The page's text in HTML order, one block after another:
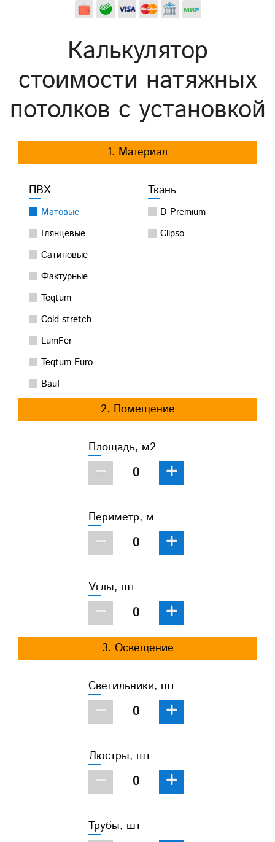
Калькулятор
стоимости натяжных
потолков с установкой
1. Материал
ПВХ
Матовые
Глянцевые
Сатиновые
Фактурные
Teqtum
Cold stretch
LumFer
Teqtum Euro
Bauf
Ткань
D-Premium
Clipso
2. Помещение
Площадь, м2
− +
Периметр, м
− +
Углы, шт
− +
3. Освещение
Светильники, шт
− +
Люстры, шт
− +
Трубы, шт